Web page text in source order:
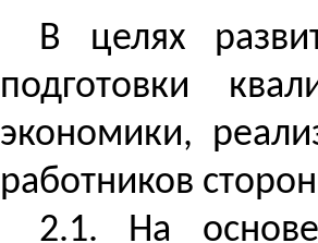
В целях
подготовки
экономики,
работников
2.1. На